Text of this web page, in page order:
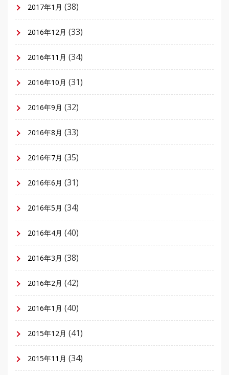
2017年1月 (38)
2016年12月 (33)
2016年11月 (34)
2016年10月 (31)
2016年9月 (32)
2016年8月 (33)
2016年7月 (35)
2016年6月 (31)
2016年5月 (34)
2016年4月 (40)
2016年3月 (38)
2016年2月 (42)
2016年1月 (40)
2015年12月 (41)
2015年11月 (34)